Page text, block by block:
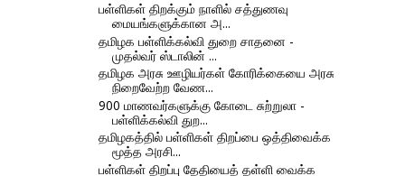
பள்ளிகள் திறக்கும் நாளில் சத்துணவு
மையங்களுக்கான அ...
தமிழக பள்ளிக்கல்வி துறை சாதனை -
முதல்வர் ஸ்டாலின் ...
தமிழக அரசு ஊழியர்கள் கோரிக்கையை அரசு
நிறைவேற்ற வேண...
900 மாணவர்களுக்கு கோடை சுற்றுலா -
பள்ளிக்கல்வி துற...
தமிழகத்தில் பள்ளிகள் திறப்பை ஒத்திவைக்க
மூத்த அரசி...
பள்ளிகள் திறப்பு தேதியைத் தள்ளி வைக்க